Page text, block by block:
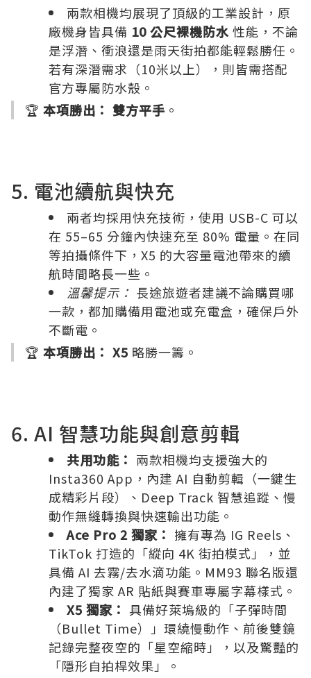
兩款相機均展現了頂級的工業設計，原
廠機身皆具備 10 公尺裸機防水性能，不論
是浮潛、衝浪還是雨天街拍都能輕鬆勝任。
若有深潛需求（10米以上），則皆需搭配
官方專屬防水殼。
🏆 本項勝出： 雙方平手 。
5. 電池續航與快充
兩者均採用快充技術，使用 USB-C 可以
在 55–65 分鐘內快速充至 80% 電量。在同
等拍攝條件下，X5 的大容量電池帶來的續
航時間略長一些。
溫馨提示： 長途旅遊者建議不論購買哪
一款，都加購備用電池或充電盒，確保戶外
不斷電。
🏆 本項勝出： X5 略勝一籌。
6. AI 智慧功能與創意剪輯
共用功能： 兩款相機均支援強大的
Insta360 App，內建 AI 自動剪輯（一鍵生
成精彩片段）、Deep Track 智慧追蹤、慢
動作無縫轉換與快速輸出功能。
Ace Pro 2 獨家： 擁有專為 IG Reels、
TikTok 打造的「縱向 4K 街拍模式」，並
具備 AI 去霧/去水滴功能。MM93 聯名版還
內建了獨家 AR 貼紙與賽車專屬字幕樣式。
X5 獨家： 具備好萊塢級的「子彈時間
（Bullet Time）」環繞慢動作、前後雙鏡
記錄完整夜空的「星空縮時」，以及驚豔的
「隱形自拍桿效果」。